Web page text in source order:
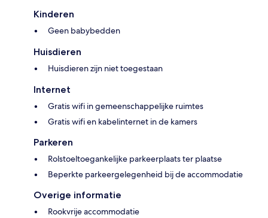
Kinderen
Geen babybedden
Huisdieren
Huisdieren zijn niet toegestaan
Internet
Gratis wifi in gemeenschappelijke ruimtes
Gratis wifi en kabelinternet in de kamers
Parkeren
Rolstoeltoegankelijke parkeerplaats ter plaatse
Beperkte parkeergelegenheid bij de accommodatie
Overige informatie
Rookvrije accommodatie